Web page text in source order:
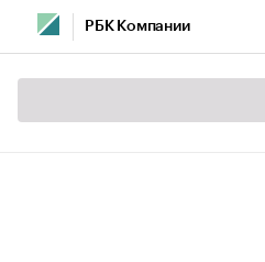
РБК Компании